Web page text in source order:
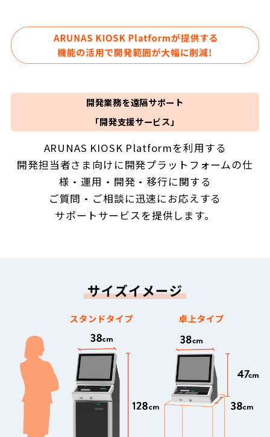
開発業務を遠隔サポート
「開発支援サービス」
ARUNAS KIOSK Platformを利用する
開発担当者さま向けに開発プラットフォームの仕
様・運用・開発・移行に関する
ご質問・ご相談に迅速にお応えする
サポートサービスを提供します。